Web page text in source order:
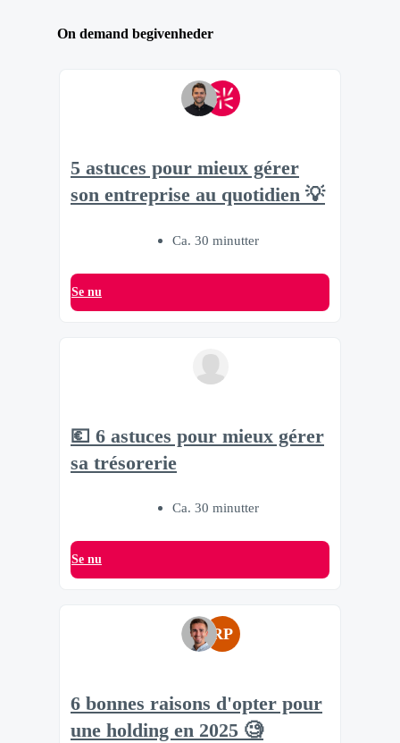
On demand begivenheder
5 astuces pour mieux gérer
son entreprise au quotidien 💡
Ca. 30 minutter
Se nu
💶 6 astuces pour mieux gérer
sa trésorerie
Ca. 30 minutter
Se nu
RP
6 bonnes raisons d'opter pour
une holding en 2025 🧐